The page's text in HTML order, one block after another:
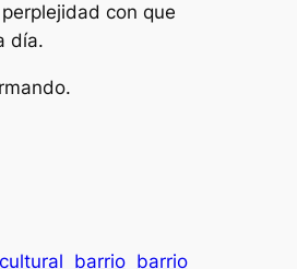
con que
día.
barrio barrio